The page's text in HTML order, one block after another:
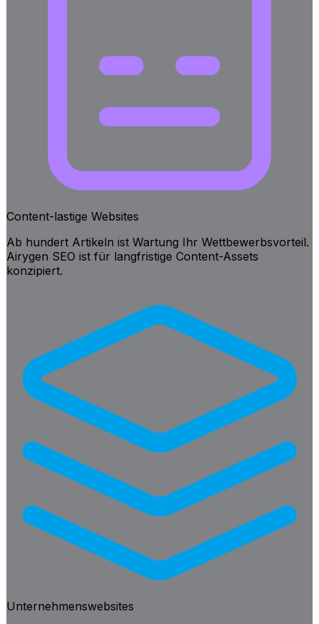
Content-lastige Websites
Ab hundert Artikeln ist Wartung Ihr Wettbewerbsvorteil.
Airygen SEO ist für langfristige Content-Assets
konzipiert.
Unternehmenswebsites